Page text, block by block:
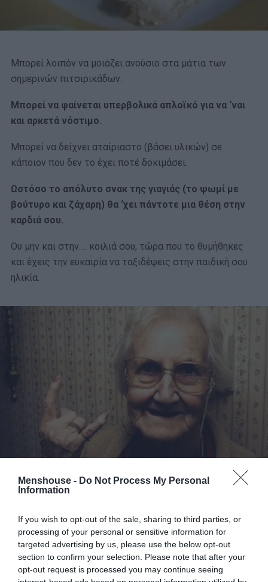
Menshouse - Do Not Process My Personal
Information
If you wish to opt-out of the sale, sharing to third parties, or
processing of your personal or sensitive information for
targeted advertising by us, please use the below opt-out
section to confirm your selection. Please note that after your
opt-out request is processed you may continue seeing
Μπορεί λοιπόν να μοιάζει ανούσιο στα μάτια των
σημερινών πιτσιρικάδων.
Μπορεί να φαίνεται υπερβολικά απλοϊκό για να ‘ναι
και αρκετά νόστιμο.
Μπορεί να δείχνει αταίριαστο (βάσει υλικών) σε
κάποιον που δεν το έχει ποτέ δοκιμάσει.
Ωστόσο το απόλυτο σνακ της γιαγιάς (το ψωμί με
βούτυρο και ζάχαρη) θα ‘χει πάντοτε μια θέση στην
καρδιά σου.
Ου μην και στην…. κοιλιά σου, τώρα που το θυμήθηκες
και έχεις την ευκαιρία να ταξιδέψεις στην παιδική σου
ηλικία.
από απλή.
Όπως θα έλεγε και παλαίμαχος αριστεροπόδαρος άσος
(παρομοιάζοντάς την με σαραντάρα μπαλιά στον
Χαριστέα) είναι τόσο εύκολο όσο το να βάζεις ένα